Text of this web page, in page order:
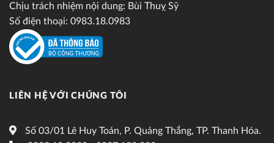
Chịu trách nhiệm nội dung: Bùi Thuỵ Sỹ
Số điện thoại: 0983.18.0983
LIÊN HỆ VỚI CHÚNG TÔI
Số 03/01 Lê Huy Toán, P. Quảng Thắng, TP. Thanh Hóa.